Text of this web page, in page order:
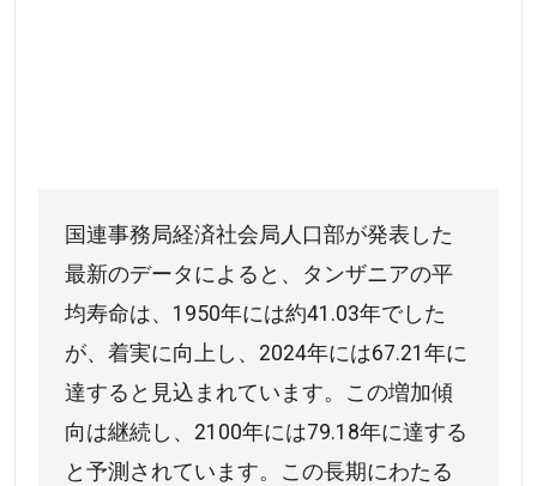
国連事務局経済社会局人口部が発表した
最新のデータによると、タンザニアの平
均寿命は、1950年には約41.03年でした
が、着実に向上し、2024年には67.21年に
達すると見込まれています。この増加傾
向は継続し、2100年には79.18年に達する
と予測されています。この長期にわたる